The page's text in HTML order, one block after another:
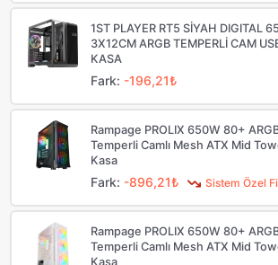
1ST PLAYER RT5 SİYAH DIGITAL
3X12CM ARGB TEMPERLİ CAM
KASA
Fark: -196,21₺
Sistem Özel
Rampage PROLIX 650W 80+
Temperli Camlı Mesh ATX Mid
Kasa
Fark: -896,21₺
Rampage PROLIX 650W 80+
Temperli Camlı Mesh ATX Mid
Kasa